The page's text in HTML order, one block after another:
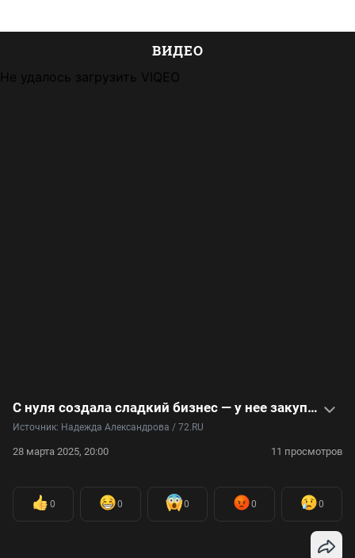
ВИДЕО
Не удалось загрузить VIQEO
С нуля создала сладкий бизнес — у нее закупаются компании со всей страны. Видео
Источник: Надежда Александрова / 72.RU
28 марта 2025, 20:00 11 просмотров
0 0 0 0 0